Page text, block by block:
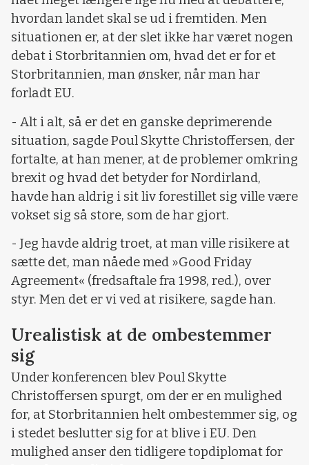
hvordan landet skal se ud i fremtiden. Men
situationen er, at der slet ikke har været nogen
debat i Storbritannien om, hvad det er for et
Storbritannien, man ønsker, når man har
forladt EU.
- Alt i alt, så er det en ganske deprimerende
situation, sagde Poul Skytte Christoffersen, der
fortalte, at han mener, at de problemer omkring
brexit og hvad det betyder for Nordirland,
havde han aldrig i sit liv forestillet sig ville være
vokset sig så store, som de har gjort.
- Jeg havde aldrig troet, at man ville risikere at
sætte det, man nåede med »Good Friday
Agreement« (fredsaftale fra 1998, red.), over
styr. Men det er vi ved at risikere, sagde han.
Urealistisk at de ombestemmer
sig
Under konferencen blev Poul Skytte
Christoffersen spurgt, om der er en mulighed
for, at Storbritannien helt ombestemmer sig, og
i stedet beslutter sig for at blive i EU. Den
mulighed anser den tidligere topdiplomat for